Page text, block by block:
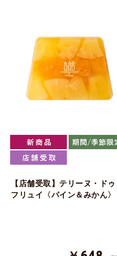
【店舗受取】テリーヌ・ドゥ
フリュイ〈パイン＆みかん〉